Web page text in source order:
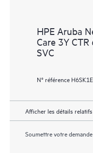
HPE Aruba
Care 3Y
SVC
N° référence H6SK1E
Afficher les détails
Soumettre votre